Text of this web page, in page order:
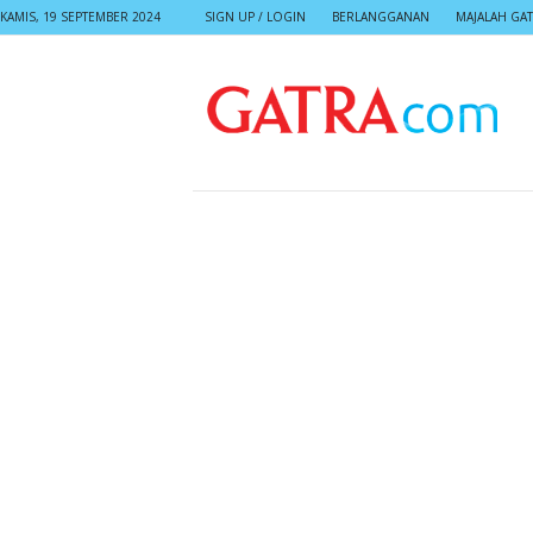
KAMIS, 19 SEPTEMBER 2024 SIGN UP / LOGIN BERLANGGANAN MAJALAH